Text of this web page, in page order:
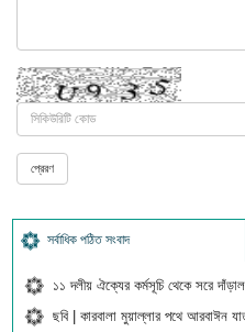
সর্বাধিক পঠিত সংবাদ
১১ দলীয় ঐক্যের কর্মসূচি থেকে সরে
ছবি | কারবালা মুয়াল্লার পথে আরবাঈন